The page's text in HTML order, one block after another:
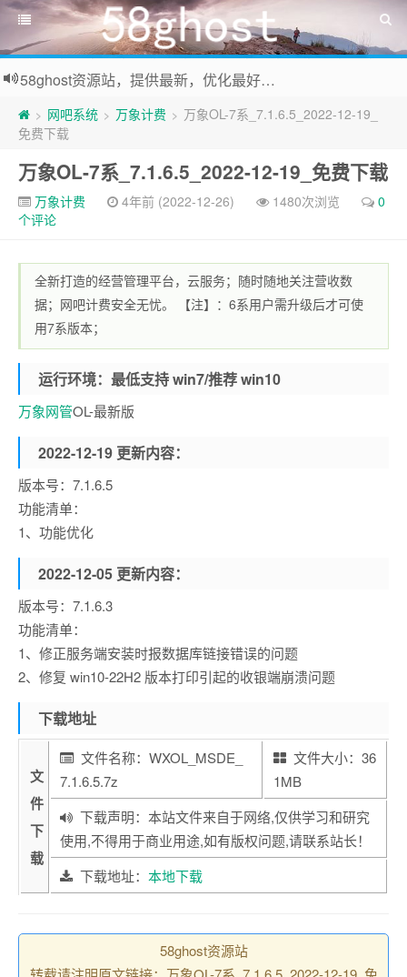
58ghost资源站，提供最新，优化最好系统及装机常用软件下载
> 网吧系统 > 万象计费 > 万象OL-7系_7.1.6.5_2022-12-19_
免费下载
万象OL-7系_7.1.6.5_2022-12-19_免费下载
万象计费 4年前 (2022-12-26) 1480次浏览
0
个评论
全新打造的经营管理平台，云服务；随时随地关注营收数
据；网吧计费安全无忧。 【注】：6系用户需升级后才可使
用7系版本；
运行环境：最低支持 win7/推荐 win10
万象网管OL-最新版
2022-12-19 更新内容：
版本号：7.1.6.5
功能清单：
1、功能优化
2022-12-05 更新内容：
版本号：7.1.6.3
功能清单：
1、修正服务端安装时报数据库链接错误的问题
2、修复 win10-22H2 版本打印引起的收银端崩溃问题
下载地址
文
件
下
载
文件名称：WXOL_MSDE_
7.1.6.5.7z
文件大小：36
1MB
下载声明：本站文件来自于网络,仅供学习和研究
使用,不得用于商业用途,如有版权问题,请联系站长！
下载地址： 本地下载
58ghost资源站